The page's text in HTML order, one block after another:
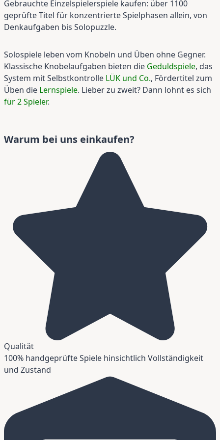
Gebrauchte Einzelspielerspiele kaufen: über 1100
geprüfte Titel für konzentrierte Spielphasen allein, von
Denkaufgaben bis Solopuzzle.
Solospiele leben vom Knobeln und Üben ohne Gegner.
Klassische Knobelaufgaben bieten die Geduldspiele, das
System mit Selbstkontrolle LÜK und Co., Fördertitel zum
Üben die Lernspiele. Lieber zu zweit? Dann lohnt es sich
für 2 Spieler.
Warum bei uns einkaufen?
Qualität
100% handgeprüfte Spiele hinsichtlich Vollständigkeit
und Zustand